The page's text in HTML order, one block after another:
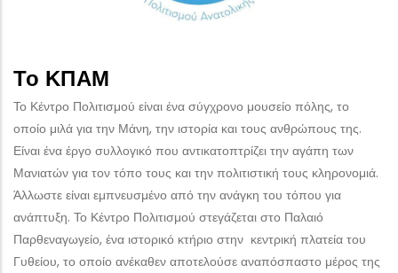
Το ΚΠΑΜ
Το Κέντρο Πολιτισμού είναι ένα σύγχρονο μουσείο πόλης, το
οποίο μιλά για την Μάνη, την ιστορία και τους ανθρώπους της.
Είναι ένα έργο συλλογικό που αντικατοπτρίζει την αγάπη των
Μανιατών για τον τόπο τους και την πολιτιστική τους κληρονομιά.
Άλλωστε είναι εμπνευσμένο από την ανάγκη του τόπου για
ανάπτυξη. Το Κέντρο Πολιτισμού στεγάζεται στο Παλαιό
Παρθεναγωγείο, ένα ιστορικό κτήριο στην κεντρική πλατεία του
Γυθείου, το οποίο ανέκαθεν αποτελούσε αναπόσπαστο μέρος της